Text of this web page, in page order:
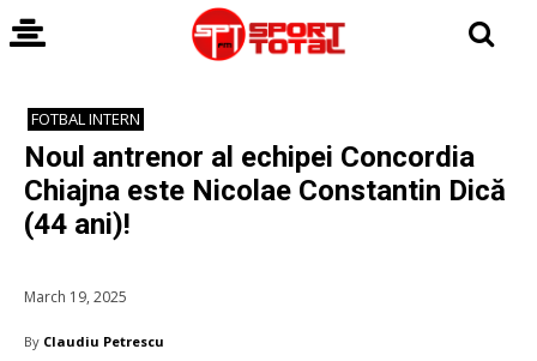
FOTBAL INTERN
Noul antrenor al echipei Concordia
Chiajna este Nicolae Constantin Dică
(44 ani)!
March 19, 2025
By Claudiu Petrescu